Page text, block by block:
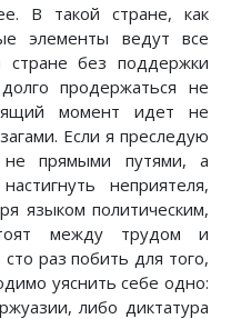
В такой стране, как
элементы ведут все
стране без поддержки
продержаться не
момент идет не
Если я преследую
не прямыми путями, а
неприятеля,
языком политическим,
между трудом и
раз побить для того,
уяснить себе одно:
либо диктатура